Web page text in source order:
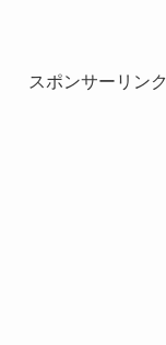
スポンサーリンク